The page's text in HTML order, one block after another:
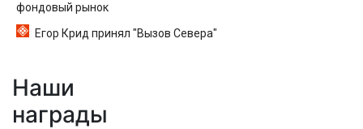
фондовый рынок
Егор Крид принял "Вызов Севера"
Наши
награды